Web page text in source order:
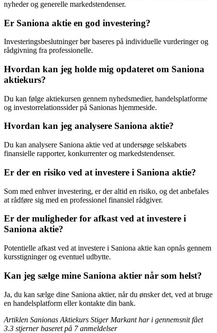
nyheder og generelle markedstendenser.
Er Saniona aktie en god investering?
Investeringsbeslutninger bør baseres på individuelle vurderinger og
rådgivning fra professionelle.
Hvordan kan jeg holde mig opdateret om Saniona
aktiekurs?
Du kan følge aktiekursen gennem nyhedsmedier, handelsplatforme
og investorrelationssider på Sanionas hjemmeside.
Hvordan kan jeg analysere Saniona aktie?
Du kan analysere Saniona aktie ved at undersøge selskabets
finansielle rapporter, konkurrenter og markedstendenser.
Er der en risiko ved at investere i Saniona aktie?
Som med enhver investering, er der altid en risiko, og det anbefales
at rådføre sig med en professionel finansiel rådgiver.
Er der muligheder for afkast ved at investere i
Saniona aktie?
Potentielle afkast ved at investere i Saniona aktie kan opnås gennem
kursstigninger og eventuel udbytte.
Kan jeg sælge mine Saniona aktier når som helst?
Ja, du kan sælge dine Saniona aktier, når du ønsker det, ved at bruge
en handelsplatform eller kontakte din bank.
Artiklen Sanionas Aktiekurs Stiger Markant har i gennemsnit fået
3.3 stjerner baseret på 7anmeldelser